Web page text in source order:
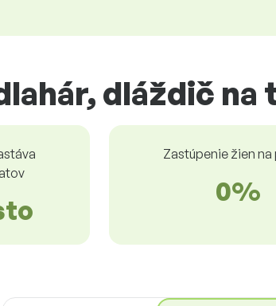
dláždič na
Zastúpenie žien
0%